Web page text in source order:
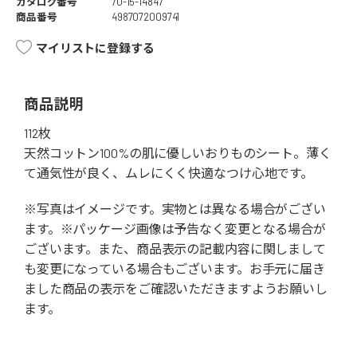
商品番号
4987072009741
マイリストに登録する
商品説明
112枚
天然コットン100%の肌に優しいおりものシート。薄く
て通気性が良く、ムレにくく快適なつけ心地です。
※写真はイメージです。実物とは異なる場合がござい
ます。※パッケージ画像は予告なく変更となる場合が
ございます。また、商品表示の記載内容に関しまして
も変更になっている場合もございます。お手元に届き
ました商品の表示をご確認いただきますようお願いし
ます。